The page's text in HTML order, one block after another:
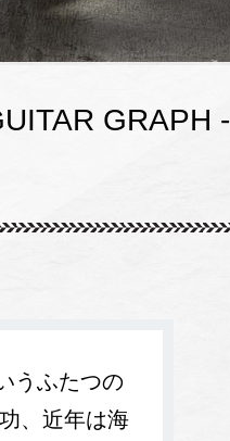
GRAPH -
うふたつの
、近年は海